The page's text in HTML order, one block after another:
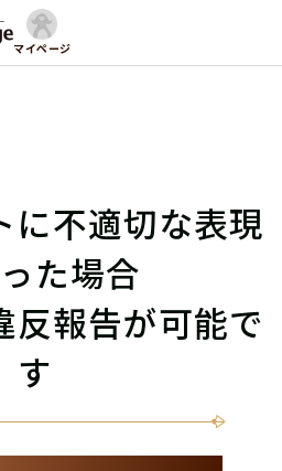
マイページ
に不適切な表現
た場合
反報告が可能で
す